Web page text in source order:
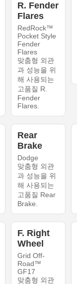
R. Fender
Flares
RedRock™
Pocket Style
Fender
Flares
맞춤형 외관
과 성능을 위
해 사용되는
고품질 R.
Fender
Flares.
Rear
Brake
Dodge
맞춤형 외관
과 성능을 위
해 사용되는
고품질 Rear
Brake.
F. Right
Wheel
Grid Off-
Road™
GF17
맞춤형 외관